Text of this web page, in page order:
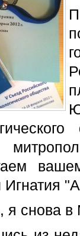
Игнатия
я снова в